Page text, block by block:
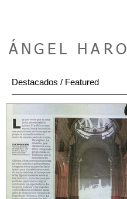
ÁNGEL HARO
Destacados / Featured